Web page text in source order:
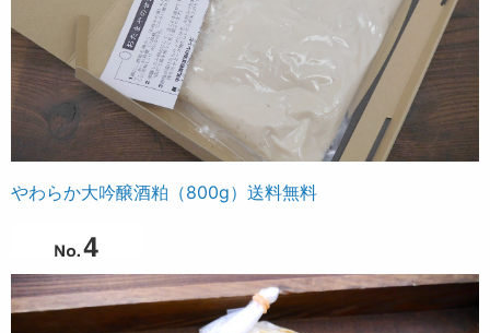
やわらか大吟醸酒粕（800g）送料無料